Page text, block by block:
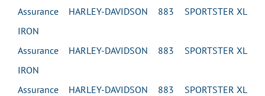
Assurance HARLEY-DAVIDSON 883 SPORTSTER XL
IRON
Assurance HARLEY-DAVIDSON 883 SPORTSTER XL
IRON
Assurance HARLEY-DAVIDSON 883 SPORTSTER XL